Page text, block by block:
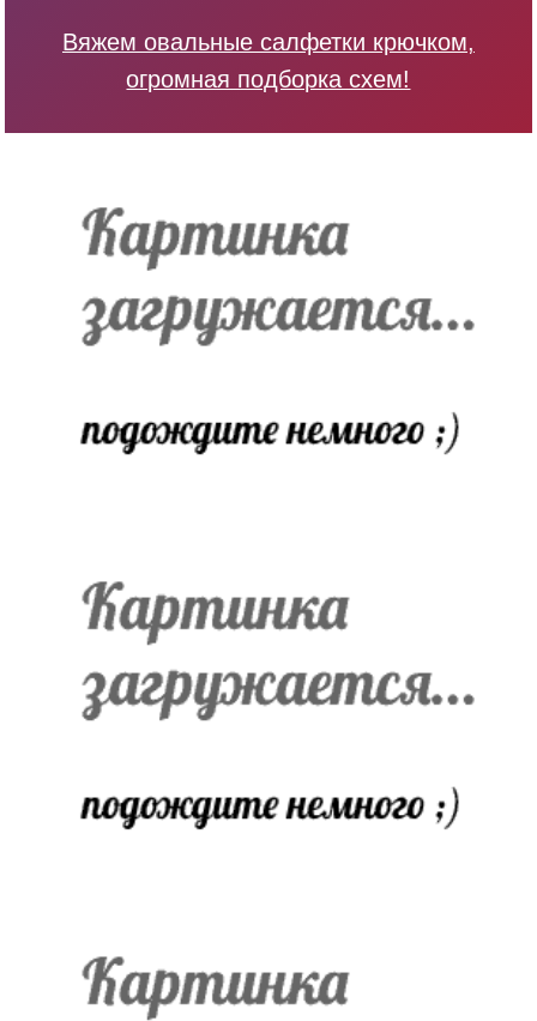
Вяжем овальные салфетки крючком,
огромная подборка схем!